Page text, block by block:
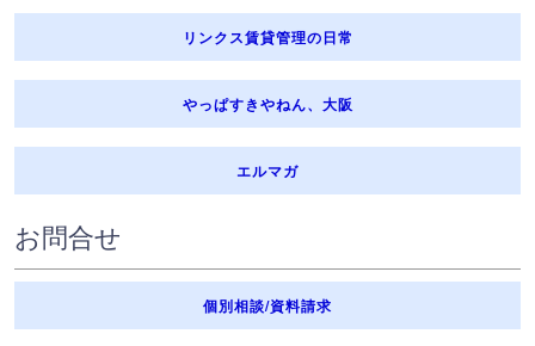
リンクス賃貸管理の日常
やっぱすきやねん、大阪
エルマガ
お問合せ
個別相談/資料請求